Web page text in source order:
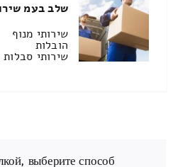
שלב בעמ
שירותי מנוף
הובלות
שירותי
выберите способ!